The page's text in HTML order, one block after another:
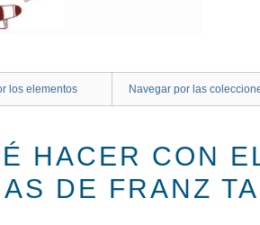
los elementos Navegar por las
HACER CON
DE FRANZ